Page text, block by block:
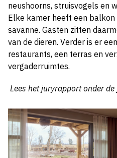
neushoorns, struisvogels en
Elke kamer heeft een
savanne. Gasten zitten
van de dieren. Verder is er
restaurants, een terras en
vergaderruimtes.
Lees het juryrapport onder de